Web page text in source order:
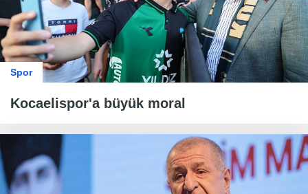
Spor
Kocaelispor'a büyük moral